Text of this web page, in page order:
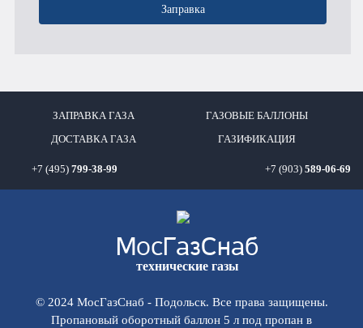
Заправка
ЗАПРАВКА ГАЗА ГАЗОВЫЕ БАЛЛОНЫ
ДОСТАВКА ГАЗА ГАЗИФИКАЦИЯ
+7 (495) 799-38-99 +7 (903) 589-06-69
Мос ГазСнаб
технические газы
© 2024 МосГазСнаб - Подольск. Все права защищены.
Пропановый оборотный баллон 5 л под пропан в